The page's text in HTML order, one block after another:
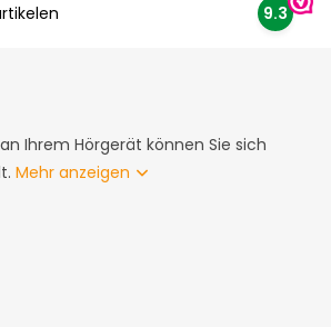
9.3
Ihrem Hörgerät können Sie sich
Mehr anzeigen